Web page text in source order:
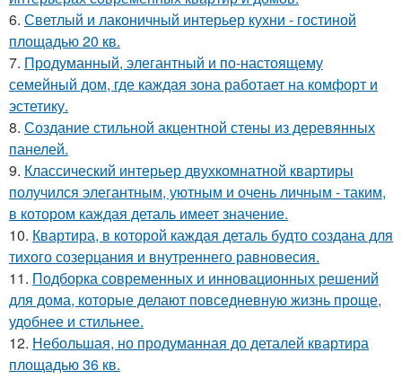
6. Светлый и лаконичный интерьер кухни - гостиной
площадью 20 кв.
7. Продуманный, элегантный и по-настоящему
семейный дом, где каждая зона работает на комфорт и
эстетику.
8. Создание стильной акцентной стены из деревянных
панелей.
9. Классический интерьер двухкомнатной квартиры
получился элегантным, уютным и очень личным - таким,
в котором каждая деталь имеет значение.
10. Квартира, в которой каждая деталь будто создана для
тихого созерцания и внутреннего равновесия.
11. Подборка современных и инновационных решений
для дома, которые делают повседневную жизнь проще,
удобнее и стильнее.
12. Небольшая, но продуманная до деталей квартира
площадью 36 кв.